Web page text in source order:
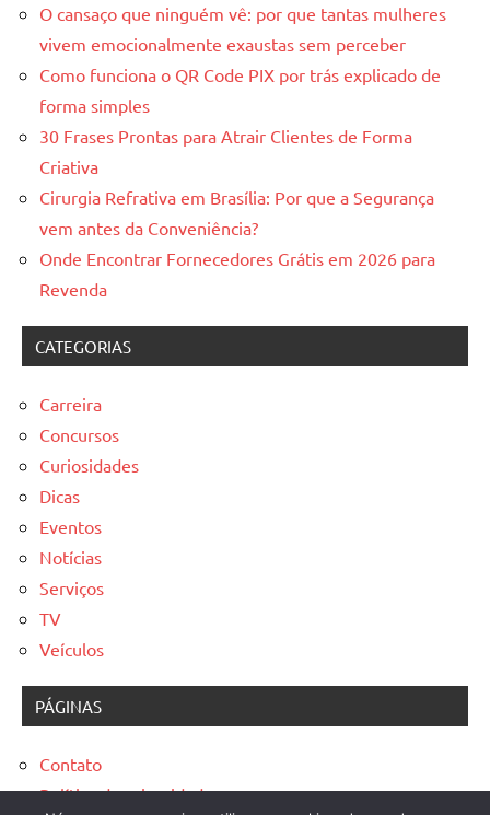
O cansaço que ninguém vê: por que tantas mulheres
vivem emocionalmente exaustas sem perceber
Como funciona o QR Code PIX por trás explicado de
forma simples
30 Frases Prontas para Atrair Clientes de Forma
Criativa
Cirurgia Refrativa em Brasília: Por que a Segurança
vem antes da Conveniência?
Onde Encontrar Fornecedores Grátis em 2026 para
Revenda
CATEGORIAS
Carreira
Concursos
Curiosidades
Dicas
Eventos
Notícias
Serviços
TV
Veículos
PÁGINAS
Contato
Política de privacidade